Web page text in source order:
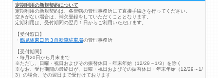
定期利用の新規契約について
定期利用の新規契約は、各管轄の管理事務所にて直接手続きを行ってください。
空きがない場合は、補欠登録をしていただくこととなります。
定期利用は、受付期間の翌月１日からご利用いただけます。
【受付窓口】
・ 鶴見駅東口第３自転車駐車場の管理事務所
【受付期間】
・毎月20日から月末まで
※ただし、日曜・祝日およびその振替休日・年末年始（12/29～1/3）を除く
※なお、受付期間の最終日が、日曜・祝日およびその振替休日・年末年始（12/29～1/
3）の場合、その翌日まで受付けております